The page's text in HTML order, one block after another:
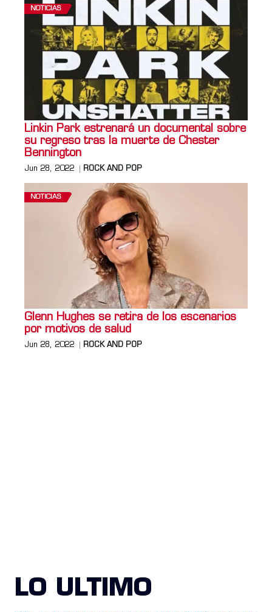
NOTICIAS
Linkin Park estrenará un documental sobre
su regreso tras la muerte de Chester
Bennington
Jun 28, 2022 ROCK AND POP
NOTICIAS
Glenn Hughes se retira de los escenarios
por motivos de salud
Jun 28, 2022 ROCK AND POP
LO ULTIMO